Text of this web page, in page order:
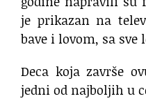
je prikazan na
bave i lovom, sa
Deca koja završe
jedni od najboljih u